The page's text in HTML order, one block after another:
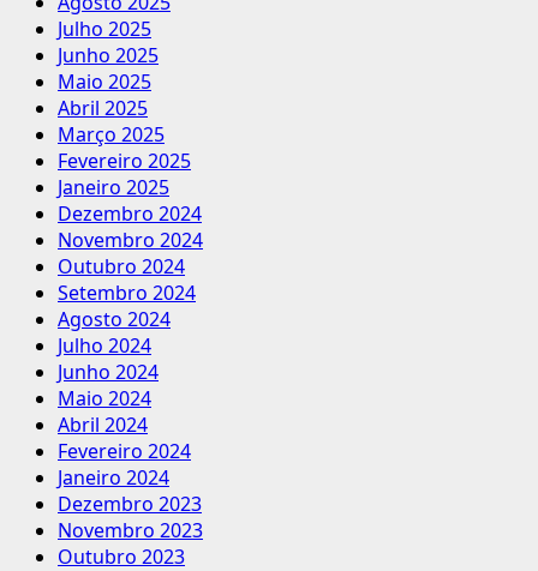
Julho 2025
Junho 2025
Maio 2025
Abril 2025
Março 2025
Fevereiro 2025
Janeiro 2025
Dezembro 2024
Novembro 2024
Outubro 2024
Setembro 2024
Agosto 2024
Julho 2024
Junho 2024
Maio 2024
Abril 2024
Fevereiro 2024
Janeiro 2024
Dezembro 2023
Novembro 2023
Outubro 2023